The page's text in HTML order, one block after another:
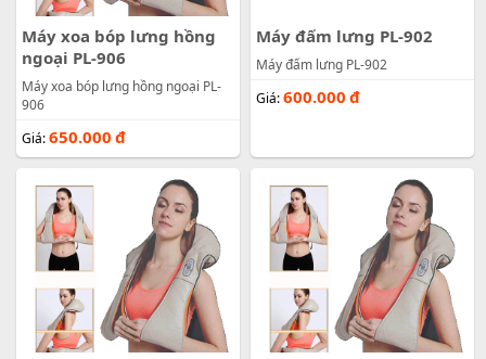
Máy xoa bóp lưng hồng
ngoại PL-906
Máy xoa bóp lưng hồng ngoại PL-
906
Giá:650.000 đ
Máy đấm lưng PL-902
Máy đấm lưng PL-902
Giá:600.000 đ